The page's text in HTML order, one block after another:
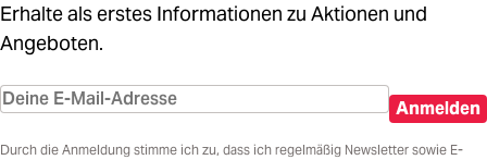
Erhalte als erstes Informationen zu Aktionen und
Angeboten.
Anmelden
Durch die Anmeldung stimme ich zu, dass ich regelmäßig Newsletter sowie E-